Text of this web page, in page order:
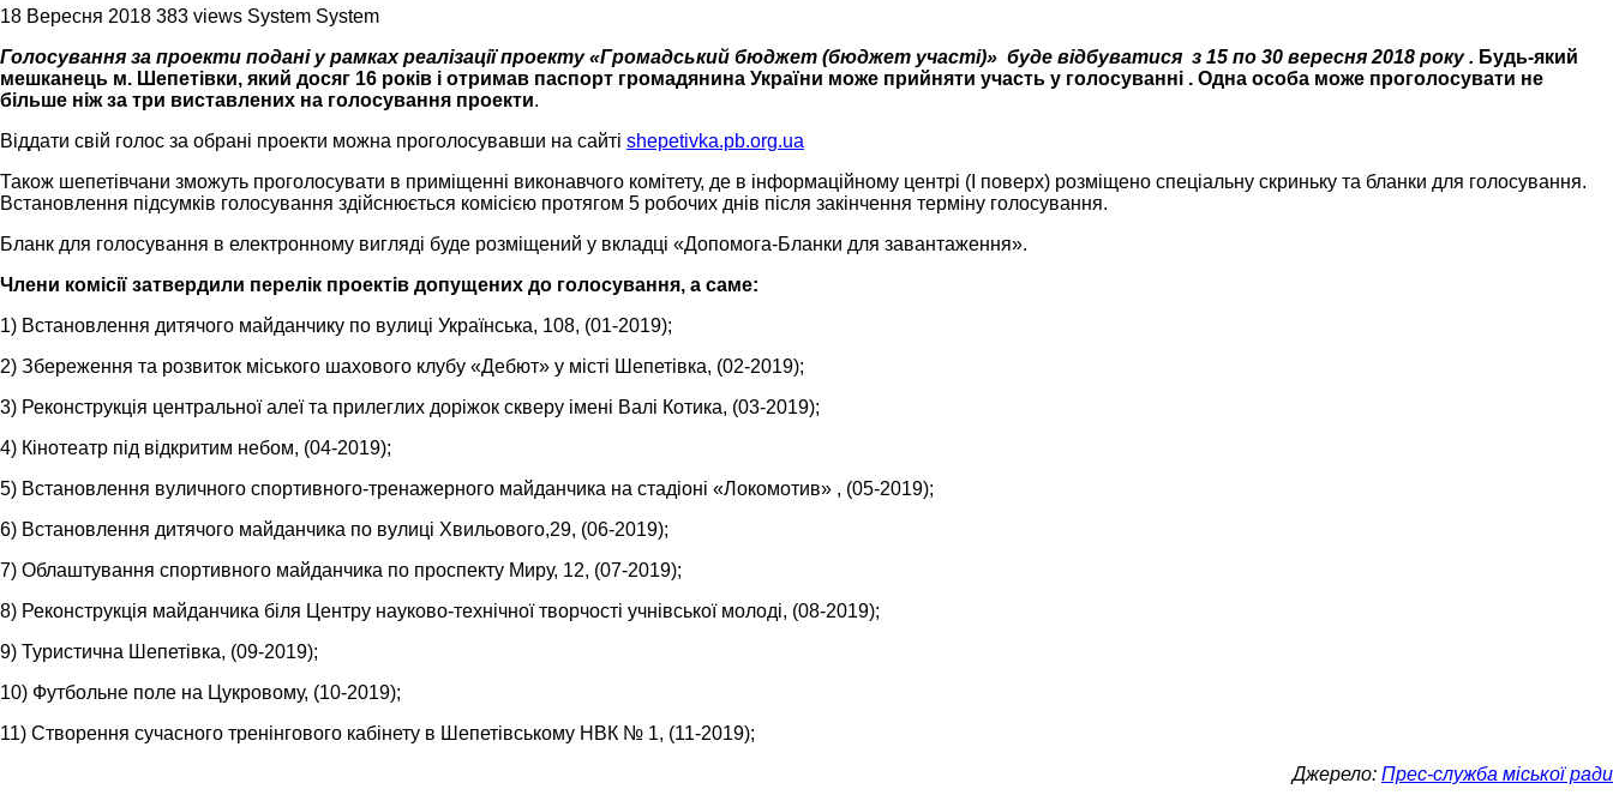
18 Вересня 2018 383 views System System
Голосування за проекти подані у рамках реалізації проекту «Громадський бюджет (бюджет участі)» буде відбуватися з 15 по 30 вересня 2018 року . Будь-який
мешканець м. Шепетівки, який досяг 16 років і отримав паспорт громадянина України може прийняти участь у голосуванні . Одна особа може проголосувати не
більше ніж за три виставлених на голосування проекти.
Віддати свій голос за обрані проекти можна проголосувавши на сайті shepetivka.pb.org.ua
Також шепетівчани зможуть проголосувати в приміщенні виконавчого комітету, де в інформаційному центрі (І поверх) розміщено спеціальну скриньку та бланки для голосування.
Встановлення підсумків голосування здійснюється комісією протягом 5 робочих днів після закінчення терміну голосування.
Бланк для голосування в електронному вигляді буде розміщений у вкладці «Допомога-Бланки для завантаження».
Члени комісії затвердили перелік проектів допущених до голосування, а саме:
1) Встановлення дитячого майданчику по вулиці Українська, 108, (01-2019);
2) Збереження та розвиток міського шахового клубу «Дебют» у місті Шепетівка, (02-2019);
3) Реконструкція центральної алеї та прилеглих доріжок скверу імені Валі Котика, (03-2019);
4) Кінотеатр під відкритим небом, (04-2019);
5) Встановлення вуличного спортивного-тренажерного майданчика на стадіоні «Локомотив» , (05-2019);
6) Встановлення дитячого майданчика по вулиці Хвильового,29, (06-2019);
7) Облаштування спортивного майданчика по проспекту Миру, 12, (07-2019);
8) Реконструкція майданчика біля Центру науково-технічної творчості учнівської молоді, (08-2019);
9) Туристична Шепетівка, (09-2019);
10) Футбольне поле на Цукровому, (10-2019);
11) Створення сучасного тренінгового кабінету в Шепетівському НВК № 1, (11-2019);
Джерело: Прес-служба міської ради